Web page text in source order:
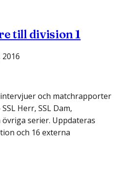
till division 1
och matchrapporter
Herr, SSL Dam,
serier. Uppdateras
och 16 externa